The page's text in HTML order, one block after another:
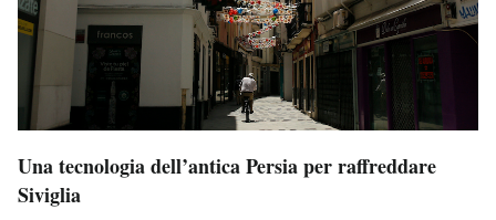
Una tecnologia dell’antica Persia per raffreddare
Siviglia